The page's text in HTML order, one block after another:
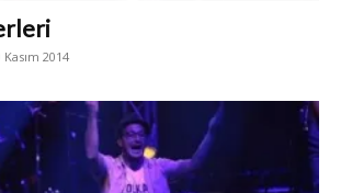
Kasım 2014